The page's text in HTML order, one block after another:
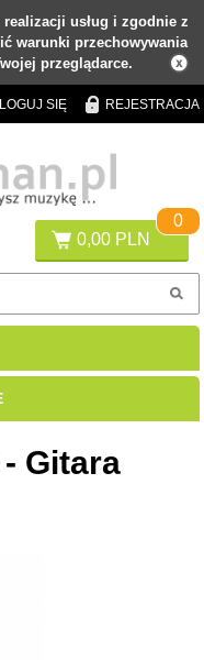
usług i zgodnie z
warunki przechowywania
przeglądarce.
SIĘ REJESTRACJA
0,00 PLN
0
Gitara